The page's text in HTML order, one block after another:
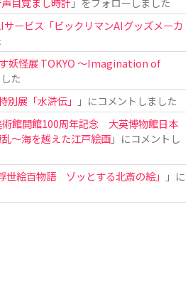
サービス「ビックリマンAIグッズメーカ
妖怪展 TOKYO 〜Imagination of
た
別展「水滸伝」
」にコメントしました
術館開館100周年記念 大英博物館日本
～海を越えた江戸絵画」にコメントし
世絵百物語 ゾッとする北斎の絵」
」に